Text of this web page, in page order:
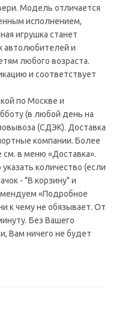
Модель отличается
исполнением,
игрушка станет
автолюбителей и
любого возраста.
и соответствует
по Москве и
(в любой день на
(СДЭК). Доставка
компании. Более
в меню «Доставка».
количество (если
- "В корзину" и
«Подробное
к чему не обязывает. От
Без Вашего
Вам ничего не будет